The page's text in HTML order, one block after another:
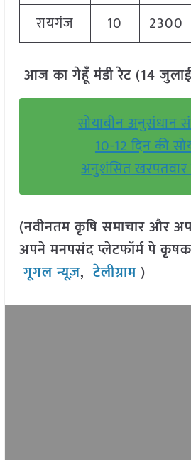
रायगंज
10 2300
आज का गेहूँ मंडी रेट (14
सोयाबीन अनुसंधान
10-12 दिन की
अनुशंसित
(नवीनतम कृषि समाचार और
अपने मनपसंद प्लेटफॉर्म पे
गूगल न्यूज़,टेलीग्राम )